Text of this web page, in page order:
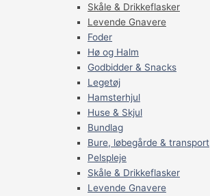
Skåle & Drikkeflasker
Levende Gnavere
Foder
Hø og Halm
Godbidder & Snacks
Legetøj
Hamsterhjul
Huse & Skjul
Bundlag
Bure, løbegårde & transport
Pelspleje
Skåle & Drikkeflasker
Levende Gnavere